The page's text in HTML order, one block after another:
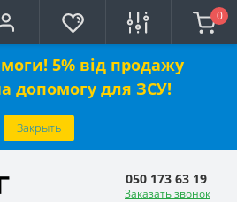
5% від продажу
допомогу для ЗСУ!
Закрыть
0
050 173 63 19
Заказать звонок